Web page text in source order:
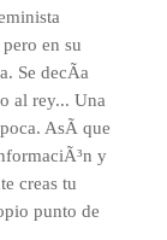
en su
Se decÃ­a
al rey... Una
AsÃ­ que
y
creas tu
punto de